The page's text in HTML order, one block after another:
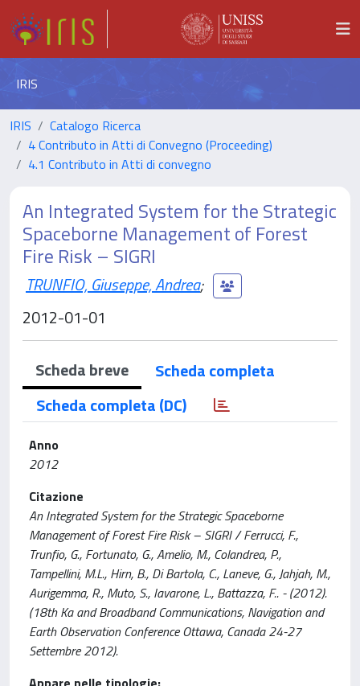
IRIS
IRIS
Catalogo Ricerca
4 Contributo in Atti di Convegno (Proceeding)
4.1 Contributo in Atti di convegno
An Integrated System for the Strategic
Spaceborne Management of Forest
Fire Risk – SIGRI
TRUNFIO, Giuseppe, Andrea;
2012-01-01
Scheda breve
Scheda completa
Scheda completa (DC)
Anno
2012
Citazione
An Integrated System for the Strategic Spaceborne
Management of Forest Fire Risk – SIGRI / Ferrucci, F.,
Trunfio, G., Fortunato, G., Amelio, M., Colandrea, P.,
Tampellini, M.L., Hirn, B., Di Bartola, C., Laneve, G., Jahjah, M.,
Aurigemma, R., Muto, S., Iavarone, L., Battazza, F.. - (2012).
(18th Ka and Broadband Communications, Navigation and
Earth Observation Conference Ottawa, Canada 24-27
Settembre 2012).